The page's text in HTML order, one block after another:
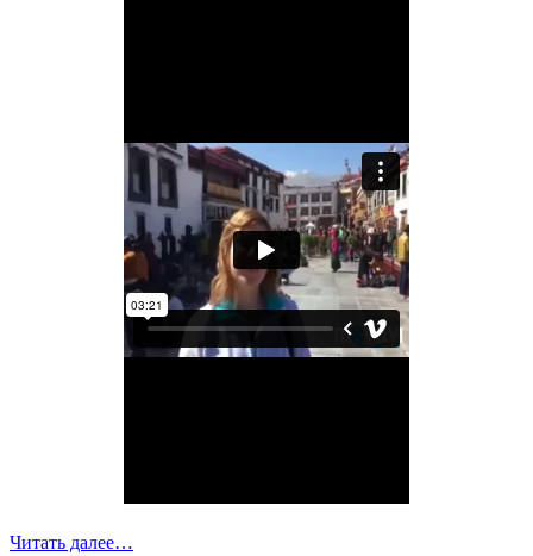
Читать далее…